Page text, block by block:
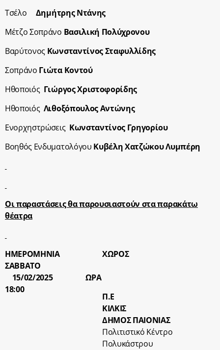
Τσέλο Δημήτρης Ντάνης
Μέτζο Σοπράνο Βασιλική Πολύχρονου
Βαρύτονος Κωνσταντίνος Σταφυλλίδης
Σοπράνο Γιώτα Κοντού
Ηθοποιός Γιώργος Χριστοφορίδης
Ηθοποιός Λιθοξόπουλος Αντώνης
Ενορχηστρώσεις Κωνσταντίνος Γρηγορίου
Βοηθός Ενδυματολόγου Κυβέλη Χατζώκου Λυμπέρη
Οι παραστάσεις θα παρουσιαστούν στα παρακάτω
θέατρα
ΗΜΕΡΟΜΗΝΙΑ
ΧΩΡΟΣ
ΣΑΒΒΑΤΟ
15/02/2025 ΩΡΑ
18:00
Π.Ε
ΚΙΛΚΙΣ
ΔΗΜΟΣ ΠΑΙΟΝΙΑΣ
Πολιτιστικό Κέντρο
Πολυκάστρου